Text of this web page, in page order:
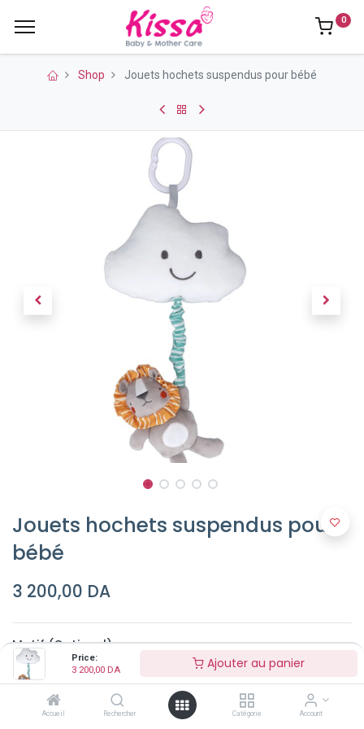
Price:
3 200,00 DA Ajouter au panier
Accueil Rechercher Catégorie Account
0
Shop Jouets hochets suspendus pour bébé
Jouets hochets suspendus pour
bébé
3 200,00 DA
Motif (Optionel)
Etoile
arc en ciel